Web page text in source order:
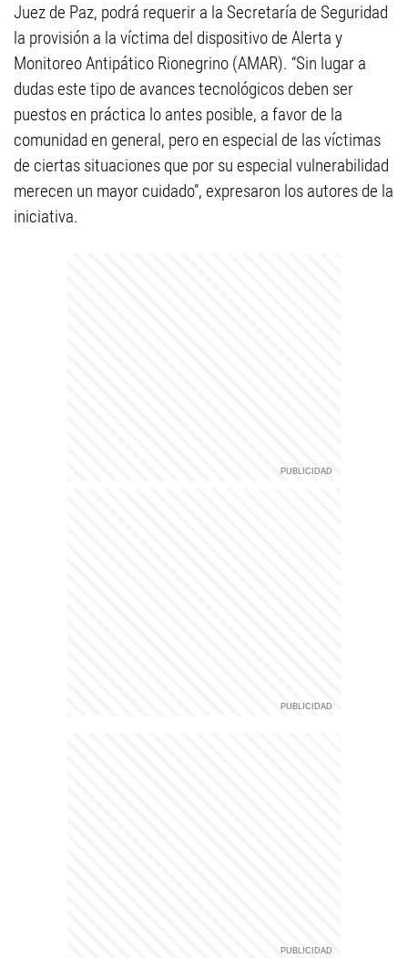
Juez de Paz, podrá requerir a la Secretaría de Seguridad
la provisión a la víctima del dispositivo de Alerta y
Monitoreo Antipático Rionegrino (AMAR). “Sin lugar a
dudas este tipo de avances tecnológicos deben ser
puestos en práctica lo antes posible, a favor de la
comunidad en general, pero en especial de las víctimas
de ciertas situaciones que por su especial vulnerabilidad
merecen un mayor cuidado”, expresaron los autores de la
iniciativa.